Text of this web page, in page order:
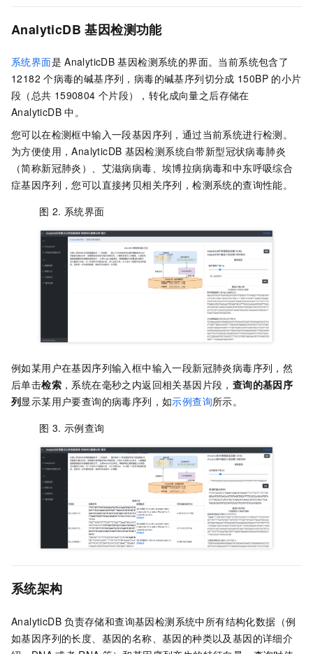
AnalyticDB 基因检测功能
系统界面是 AnalyticDB 基因检测系统的界面。当前系统包含了
12182 个病毒的碱基序列，病毒的碱基序列切分成 150BP 的小片
段（总共 1590804 个片段），转化成向量之后存储在
AnalyticDB 中。
您可以在检测框中输入一段基因序列，通过当前系统进行检测。
为方便使用，AnalyticDB 基因检测系统自带新型冠状病毒肺炎
（简称新冠肺炎）、艾滋病病毒、埃博拉病病毒和中东呼吸综合
症基因序列，您可以直接拷贝相关序列，检测系统的查询性能。
图 2. 系统界面
例如某用户在基因序列输入框中输入一段新冠肺炎病毒序列，然
后单击检索 ，系统在毫秒之内返回相关基因片段， 查询的基因序
列显示某用户要查询的病毒序列，如示例查询所示。
图 3. 示例查询
系统架构
AnalyticDB 负责存储和查询基因检测系统中所有结构化数据（例
如基因序列的长度、基因的名称、基因的种类以及基因的详细介